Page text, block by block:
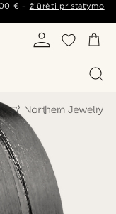
€ – žiūrėti pristatymo